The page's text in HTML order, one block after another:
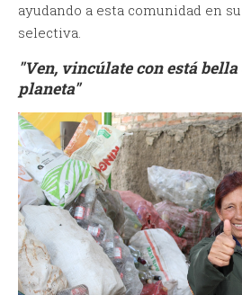
ayudando a esta comunidad en
selectiva.
"Ven, vincúlate con está
planeta"